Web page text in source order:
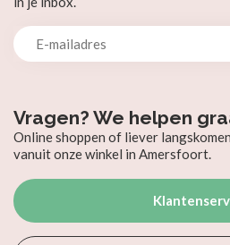
Vragen? We helpen
Online shoppen of liever
vanuit onze winkel in Amersfoort.